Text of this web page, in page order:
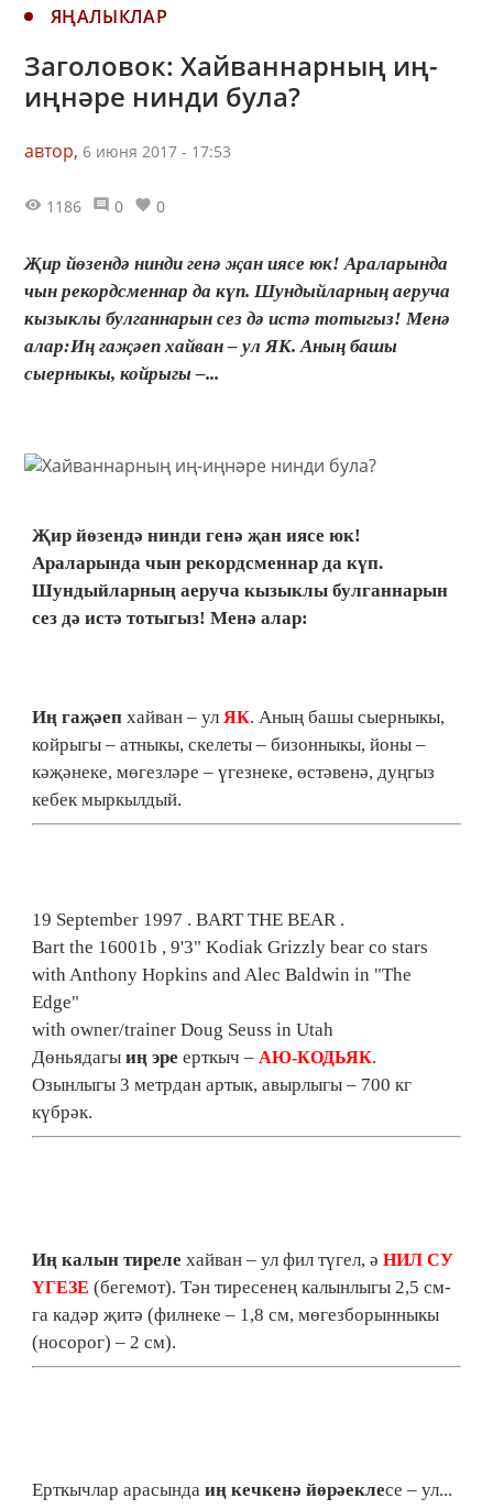
ЯҢАЛЫКЛАР
Заголовок: Хайваннарның иң-
иңнәре нинди була?
автор, 6 июня 2017 - 17:53
1186 0 0
Җир йөзендә нинди генә җан иясе юк! Араларында
чын рекордсменнар да күп. Шундыйларның аеруча
кызыклы булганнарын сез дә истә тотыгыз! Менә
алар:Иң гаҗәеп хайван – ул ЯК. Аның башы
сыерныкы, койрыгы –...
Җир йөзендә нинди генә җан иясе юк!
Араларында чын рекордсменнар да күп.
Шундыйларның аеруча кызыклы булганнарын
сез дә истә тотыгыз! Менә алар:
Иң гаҗәеп хайван – ул ЯК. Аның башы сыерныкы,
койрыгы – атныкы, скелеты – бизонныкы, йоны –
кәҗәнеке, мөгезләре – үгезнеке, өстәвенә, дуңгыз
кебек мыркылдый.
19 September 1997 . BART THE BEAR .
Bart the 16001b , 9'3" Kodiak Grizzly bear co stars
with Anthony Hopkins and Alec Baldwin in "The
Edge"
with owner/trainer Doug Seuss in Utah
Дөньядагы иң эре ерткыч – АЮ-КОДЬЯК.
Озынлыгы 3 метрдан артык, авырлыгы – 700 кг
күбрәк.
Иң калын тиреле хайван – ул фил түгел, ә НИЛ СУ
ҮГЕЗЕ (бегемот). Тән тиресенең калынлыгы 2,5 см-
га кадәр җитә (филнеке – 1,8 см, мөгезборынныкы
(носорог) – 2 см).
Ерткычлар арасында иң кечкенә йөрәеклесе – ул...